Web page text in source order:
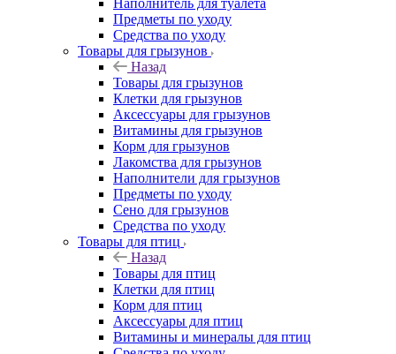
Наполнитель для туалета
Предметы по уходу
Средства по уходу
Товары для грызунов
Назад
Товары для грызунов
Клетки для грызунов
Аксессуары для грызунов
Витамины для грызунов
Корм для грызунов
Лакомства для грызунов
Наполнители для грызунов
Предметы по уходу
Сено для грызунов
Средства по уходу
Товары для птиц
Назад
Товары для птиц
Клетки для птиц
Корм для птиц
Аксессуары для птиц
Витамины и минералы для птиц